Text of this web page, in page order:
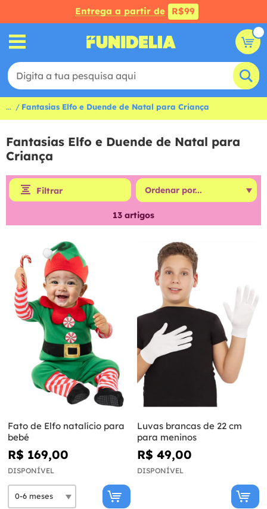
Entrega a partir de R$99
... Fantasias Elfo e Duende de Natal para Criança
Fantasias Elfo e Duende de Natal para
Criança
Filtrar
13 artigos
Fato de Elfo natalício para
bebé
R$ 169,00
DISPONÍVEL
Luvas brancas de 22 cm
para meninos
R$ 49,00
DISPONÍVEL